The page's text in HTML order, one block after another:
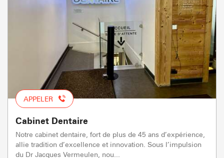
APPELER
Cabinet Dentaire
Notre cabinet dentaire, fort de plus de 45 ans d’expérience,
allie tradition d’excellence et innovation. Sous l’impulsion
du Dr Jacques Vermeulen, nou...